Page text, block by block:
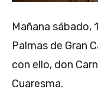
Mañana sábado,
Palmas de Gran
con ello, don
Cuaresma.